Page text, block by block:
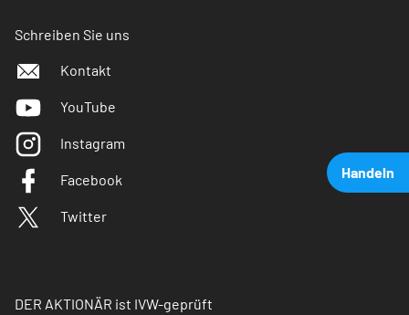
Handeln
Schreiben Sie uns
Kontakt
YouTube
Instagram
Facebook
Twitter
DER AKTIONÄR ist IVW-geprüft